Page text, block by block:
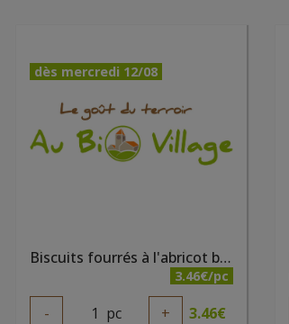
dès mercredi 12/08
Biscuits fourrés à l'abricot bio 150g Elibio
3.46€/pc
- 1 pc + 3.46€